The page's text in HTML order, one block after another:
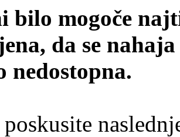
bilo mogoče
da se
nedostopna.